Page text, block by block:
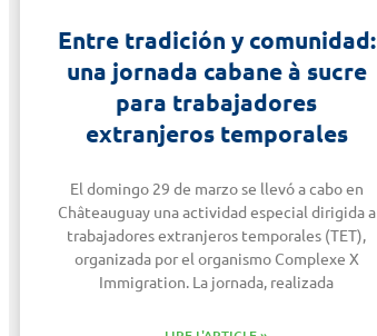
Entre tradición y comunidad:
una jornada cabane à sucre
para trabajadores
extranjeros temporales
El domingo 29 de marzo se llevó a cabo en
Châteauguay una actividad especial dirigida a
trabajadores extranjeros temporales (TET),
organizada por el organismo Complexe X
Immigration. La jornada, realizada